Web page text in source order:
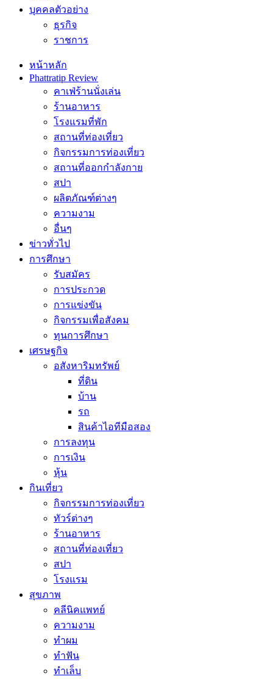
บุคคลตัวอย่าง
ธุรกิจ
ราชการ
หน้าหลัก
Phattratip Review
คาเฟ่ร้านนั่งเล่น
ร้านอาหาร
โรงแรมที่พัก
สถานที่ท่องเที่ยว
กิจกรรมการท่องเที่ยว
สถานที่ออกกำลังกาย
สปา
ผลิตภัณฑ์ต่างๆ
ความงาม
อื่นๆ
ข่าวทั่วไป
การศึกษา
รับสมัคร
การประกวด
การแข่งขัน
กิจกรรมเพื่อสังคม
ทุนการศึกษา
เศรษฐกิจ
อสังหาริมทรัพย์
ที่ดิน
บ้าน
รถ
สินค้าไอทีมือสอง
การลงทุน
การเงิน
หุ้น
กินเที่ยว
กิจกรรมการท่องเที่ยว
ทัวร์ต่างๆ
ร้านอาหาร
สถานที่ท่องเที่ยว
สปา
โรงแรม
สุขภาพ
คลีนิคแพทย์
ความงาม
ทำผม
ทำฟัน
ทำเล็บ